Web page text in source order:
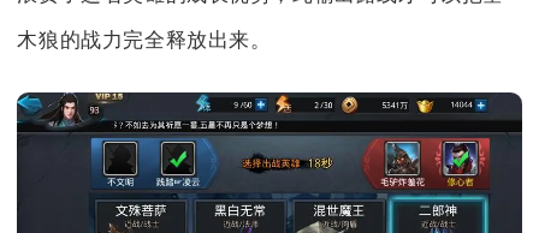
木狼的战力完全释放出来。